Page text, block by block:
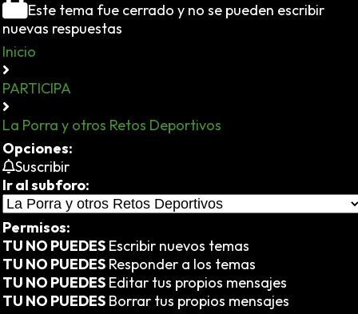
Este tema fue cerrado y no se pueden escribir
nuevas respuestas
Inicio
PARTICIPA
La Porra y otros Retos Deportivos
Opciones:
Suscribir
Ir al subforo:
Permisos:
TU NO PUEDES Escribir nuevos temas
TU NO PUEDES Responder a los temas
TU NO PUEDES Editar tus propios mensajes
TU NO PUEDES Borrar tus propios mensajes